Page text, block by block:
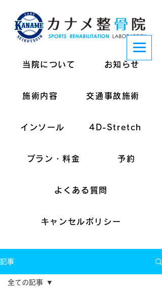
当院について お知らせ
施術内容 交通事故施術
インソール 4D-Stretch
プラン・料金 予約
よくある質問
キャンセルポリシー
記事
全ての記事